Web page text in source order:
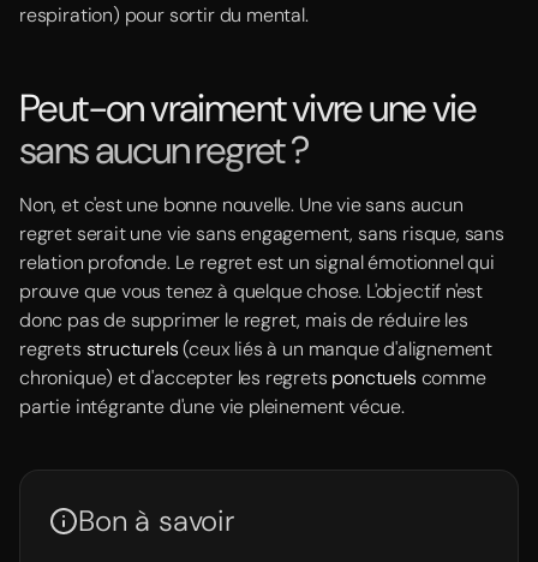
respiration) pour sortir du mental.
Peut-on vraiment vivre une vie
sans aucun regret ?
Non, et c'est une bonne nouvelle. Une vie sans aucun
regret serait une vie sans engagement, sans risque, sans
relation profonde. Le regret est un signal émotionnel qui
prouve que vous tenez à quelque chose. L'objectif n'est
donc pas de supprimer le regret, mais de réduire les
regrets structurels(ceux liés à un manque d'alignement
chronique) et d'accepter les regrets ponctuels comme
partie intégrante d'une vie pleinement vécue.
Bon à savoir